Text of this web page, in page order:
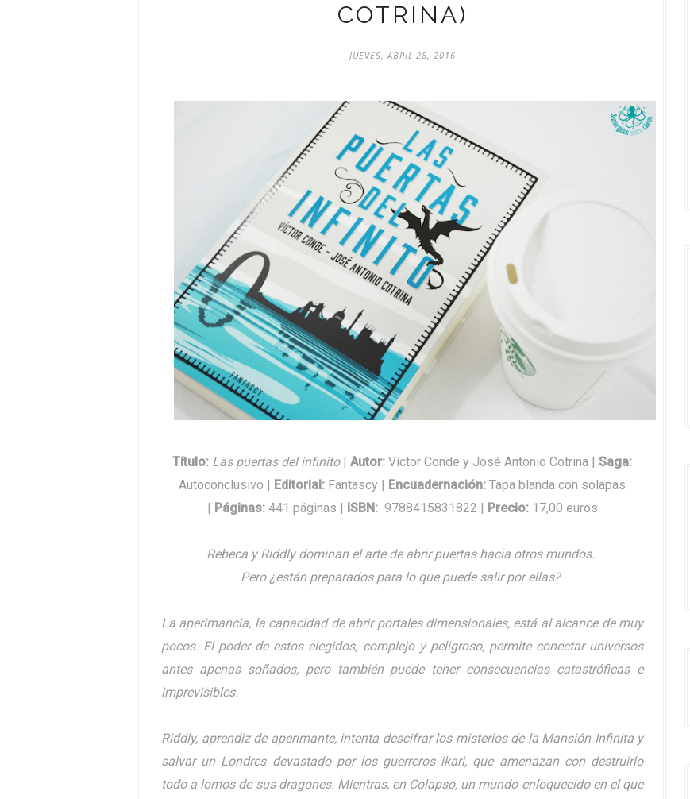
COTRINA)
JUEVES, ABRIL 28, 2016
Título: Las puertas del infinito | Autor: Víctor Conde y José Antonio Cotrina | Saga:
Autoconclusivo | Editorial: Fantascy | Encuadernación: Tapa blanda con solapas
| Páginas: 441 páginas | ISBN: 9788415831822 | Precio: 17,00 euros
Rebeca y Riddly dominan el arte de abrir puertas hacia otros mundos.
Pero ¿están preparados para lo que puede salir por ellas?
La aperimancia, la capacidad de abrir portales dimensionales, está al alcance de muy
pocos. El poder de estos elegidos, complejo y peligroso, permite conectar universos
antes apenas soñados, pero también puede tener consecuencias catastróficas e
imprevisibles.
Riddly, aprendiz de aperimante, intenta descifrar los misterios de la Mansión Infinita y
salvar un Londres devastado por los guerreros ikari, que amenazan con destruirlo
todo a lomos de sus dragones. Mientras, en Colapso, un mundo enloquecido en el que